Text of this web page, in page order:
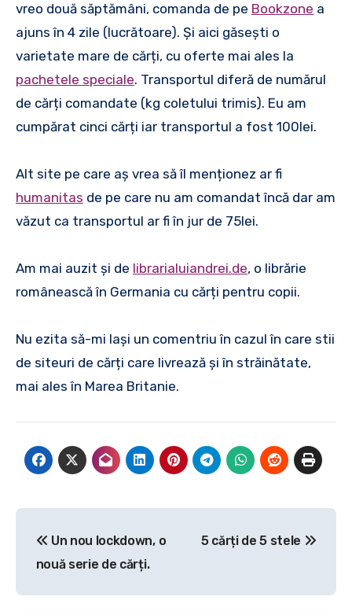
vreo două săptămâni, comanda de pe Bookzone a
ajuns în 4 zile (lucrătoare). Și aici găsești o
varietate mare de cărți, cu oferte mai ales la
pachetele speciale. Transportul diferă de numărul
de cărți comandate (kg coletului trimis). Eu am
cumpărat cinci cărți iar transportul a fost 100lei.
Alt site pe care aș vrea să îl menționez ar fi
humanitas de pe care nu am comandat încă dar am
văzut ca transportul ar fi în jur de 75lei.
Am mai auzit și de librarialuiandrei.de, o librărie
românească în Germania cu cărți pentru copii.
Nu ezita să-mi lași un comentriu în cazul în care stii
de siteuri de cărți care livrează și în străinătate,
mai ales în Marea Britanie.
navigation
Un nou lockdown, o
nouă serie de cărți.
5 cărți de 5 stele